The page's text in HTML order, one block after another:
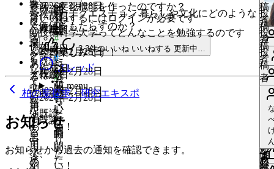
教
育
の
場
と
し
て
活
用
す
る
用
途
に
多
数
の
白
鳥
が
生
息
し
て
い
ま
度
に
関
係
し
そ
う
だ
な
と
思
う
の
い
ね
更
ス
レ
ッ
ド
グ
イ
ン
が
必
要
で
す
い
ね
が
必
要
で
す
1
い
ン
が
必
要
で
す
更
ン
が
必
要
で
す
い
イ
ン
が
必
要
で
す
ね
ロ
グ
イ
ン
が
必
要
で
す
1
は
ロ
グ
イ
ン
が
必
要
で
す
間
る
に
は
ロ
グ
イ
ン
が
必
要
で
す
つ
な
が
り
い
い
ね
す
る
に
は
ロ
グ
イ
ン
が
必
知
り
た
い！
既読
い
い
ね
す
る
に
は
ロ
グ
イ
ン
っ
と
知
り
た
い！
2026年2月28日
既読
い
い
ね
す
る
に
心
が
動
い
た
瞬
間
作成日
2026年2月28日
既読
い
い
ね
す
た
く
さ
ん
あ
る
調
整
池
の
中
で、
柏
いいねするにはログインが必要です
3 3件のいいね いいねする 更新中…
スレッド
menu
タ
グ
#
も
っ
と
知
り
た
い！
活・文化機能を作ったのですか？
作成日
2026年2月28日
既読
稿
者
い
い
ね
す
る
タ
グ
#
心
が
動
い
た
瞬
間
リサーチクエスチョン 暮らしや文化にどのような
価値をもたらすのか？
作成日
2026年2月28日
既読
投
稿
者
い
い
す
る
に
タ
グ
#
も
っ
と
知
り
た
い！
技術科学大学ってどんなことを勉強するのです
か？
作成日
2026年2月28日
既読
投
稿
者
い
い
ね
タ
グ
#
心
が
動
い
た
今日楽しみです！
作成日
2026年2月28日
既読
投
稿
者
い
柏の葉探求・研究エキスポ
お知らせ
お知らせから過去の通知を確認できます。